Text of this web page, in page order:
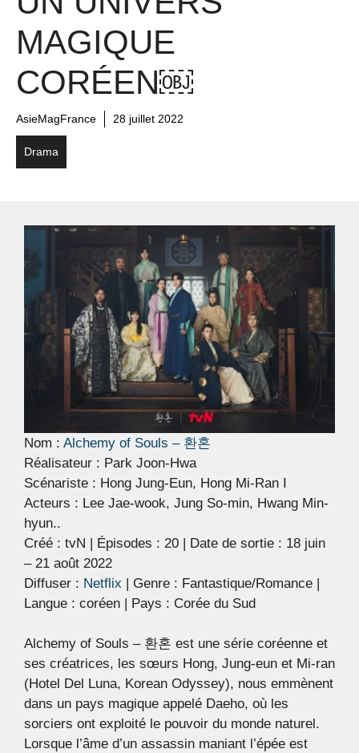
MAGIQUE
CORÉEN￼
AsieMagFrance 28 juillet 2022
Drama
Nom : Alchemy of Souls – 환혼
Réalisateur : Park Joon-Hwa
Scénariste : Hong Jung-Eun, Hong Mi-Ran I
Acteurs : Lee Jae-wook, Jung So-min, Hwang Min-
hyun..
Créé : tvN | Épisodes : 20 | Date de sortie : 18 juin
– 21 août 2022
Diffuser : Netflix | Genre : Fantastique/Romance |
Langue : coréen | Pays : Corée du Sud
Alchemy of Souls – 환혼 est une série coréenne et
ses créatrices, les sœurs Hong, Jung-eun et Mi-ran
(Hotel Del Luna, Korean Odyssey), nous emmènent
dans un pays magique appelé Daeho, où les
sorciers ont exploité le pouvoir du monde naturel.
Lorsque l’âme d’un assassin maniant l’épée est